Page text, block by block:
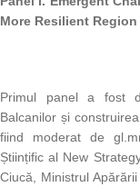
More Resilient
Primul panel a fost
Balcanilor și
fiind moderat de
Științific al New
Ciucă, Ministrul